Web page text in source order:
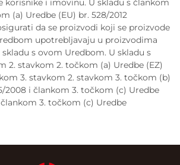
korisnike i imovinu. U skladu s člankom
(a) Uredbe (EU) br. 528/2012
da se proizvodi koji se proizvode
upotrebljavaju u proizvodima
s ovom Uredbom. U skladu s
2. stavkom 2. točkom (a) Uredbe (EZ)
3. stavkom 2. stavkom 3. točkom (b)
2008 i člankom 3. točkom (c) Uredbe
3. točkom (c) Uredbe